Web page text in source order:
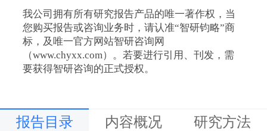
我公司拥有所有研究报告产品的唯一著作权，当
您购买报告或咨询业务时，请认准“智研钧略”商
标，及唯一官方网站智研咨询网
（www.chyxx.com）。若要进行引用、刊发，需
要获得智研咨询的正式授权。
报告目录 内容概况 研究方法